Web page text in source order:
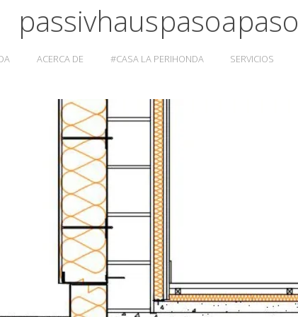
passivhaus paso a paso
ACERCA DE #CASA LA PERIHONDA SERVICIOS